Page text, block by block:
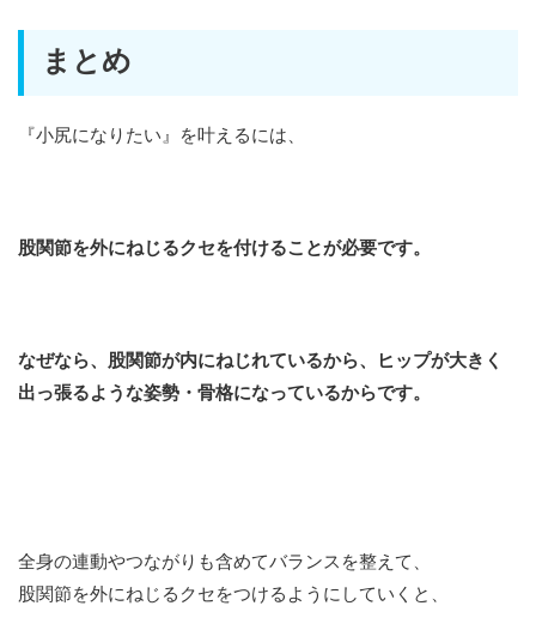
まとめ
『小尻になりたい』を叶えるには、
股関節を外にねじるクセを付けることが必要です。
なぜなら、股関節が内にねじれているから、ヒップが大きく
出っ張るような姿勢・骨格になっているからです。
全身の連動やつながりも含めてバランスを整えて、
股関節を外にねじるクセをつけるようにしていくと、